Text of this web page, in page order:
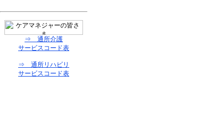
⇒ 通所介護
サービスコード表
⇒ 通所リハビリ
サービスコード表